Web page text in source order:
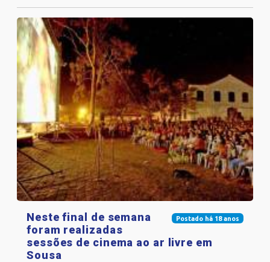
Postado há 18 anos
Neste final de semana
foram realizadas
sessões de cinema ao ar livre em
Sousa